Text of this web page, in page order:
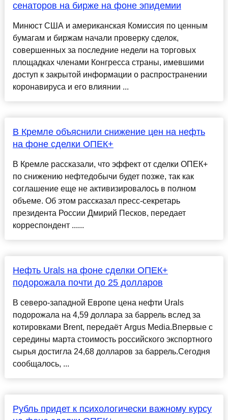
сенаторов на бирже на фоне эпидемии
Минюст США и американская Комиссия по ценным
бумагам и биржам начали проверку сделок,
совершенных за последние недели на торговых
площадках членами Конгресса страны, имевшими
доступ к закрытой информации о распространении
коронавируса и его влиянии ...
В Кремле объяснили снижение цен на нефть
на фоне сделки ОПЕК+
В Кремле рассказали, что эффект от сделки ОПЕК+
по снижению нефтедобычи будет позже, так как
соглашение еще не активизировалось в полном
объеме. Об этом рассказал пресс-секретарь
президента России Дмирий Песков, передает
корреспондент ......
Нефть Urals на фоне сделки ОПЕК+
подорожала почти до 25 долларов
В северо-западной Европе цена нефти Urals
подорожала на 4,59 доллара за баррель вслед за
котировками Brent, передаёт Argus Media.Впервые с
середины марта стоимость российского экспортного
сырья достигла 24,68 долларов за баррель.Сегодня
сообщалось, ...
Рубль придет к психологически важному курсу